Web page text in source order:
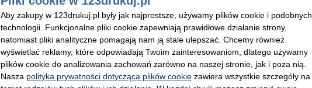
Zamów na wtorek
39,00 zł
31,71 zł bez VAT
Aby zakupy w 123drukuj.pl były jak najprostsze, używamy plików cookie i podobnych
technologii. Funkcjonalne pliki cookie zapewniają prawidłowe działanie strony,
natomiast pliki analityczne pomagają nam ją stale ulepszać. Chcemy również
wyświetlać reklamy, które odpowiadają Twoim zainteresowaniom, dlatego używamy
plików cookie do analizowania zachowań zarówno na naszej stronie, jak i poza nią.
Nasza polityka prywatności dotycząca plików cookiezawiera wszystkie szczegóły na